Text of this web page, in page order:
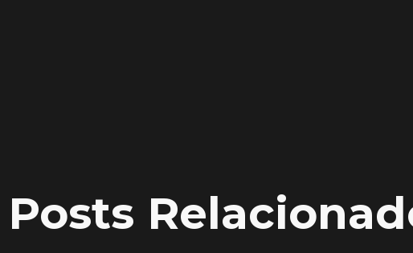
Posts